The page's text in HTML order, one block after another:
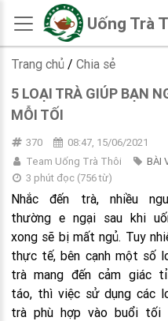
Uống Trà
Trang chủ / Chia sẻ
5 LOẠI TRÀ GIÚP BẠN
MỖI TỐI
370
08:47, 15/06/2021
Team Uống Trà Thôi
BÀI
3 phút đọc(756từ)
Nhắc đến trà, nhiều
thường e ngại sau khi
xong sẽ bị mất ngủ. Tuy
thực tế, bên cạnh một số
trà mang đến cảm giác
táo, thì việc sử dụng các
trà phù hợp vào buổi tối